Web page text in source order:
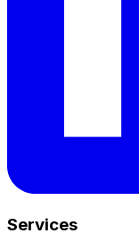
Services